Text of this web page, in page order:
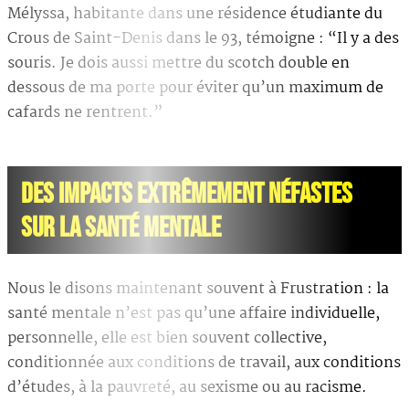
Mélyssa, habitante dans une résidence étudiante du
Crous de Saint-Denis dans le 93, témoigne : “Il y a des
souris. Je dois aussi mettre du scotch double en
dessous de ma porte pour éviter qu’un maximum de
cafards ne rentrent.”
DES IMPACTS EXTRÊMEMENT NÉFASTES
SUR LA SANTÉ MENTALE
Nous le disons maintenant souvent à Frustration : la
santé mentale n’est pas qu’une affaire individuelle,
personnelle, elle est bien souvent collective,
conditionnée aux conditions de travail, aux conditions
d’études, à la pauvreté, au sexisme ou au racisme.